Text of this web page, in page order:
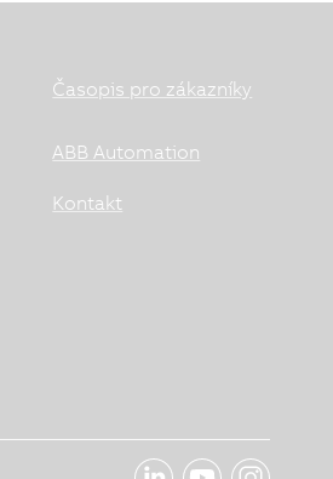
Časopis pro zákazníky
ABB Automation
Kontakt